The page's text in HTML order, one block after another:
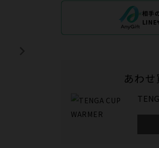
相手
LINE
あわ